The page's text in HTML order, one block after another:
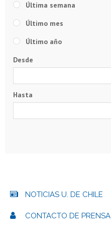
Última semana
Último mes
Último año
Desde
Hasta
NOTICIAS U. DE CHILE
CONTACTO DE PRENSA